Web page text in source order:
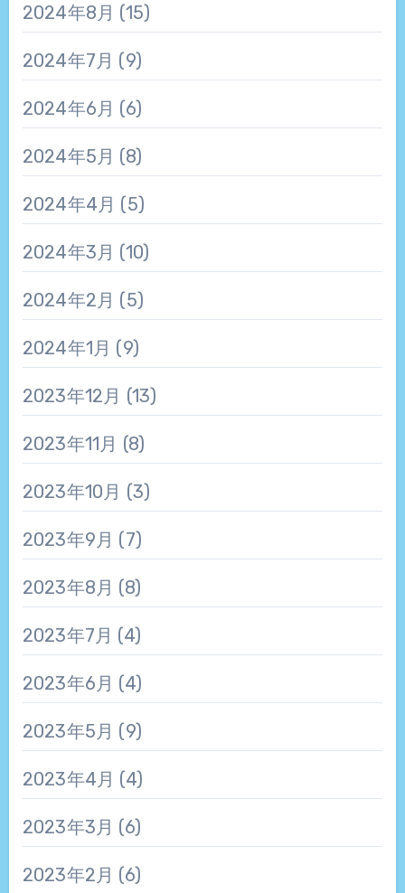
2024年8月 (15)
2024年7月 (9)
2024年6月 (6)
2024年5月 (8)
2024年4月 (5)
2024年3月 (10)
2024年2月 (5)
2024年1月 (9)
2023年12月 (13)
2023年11月 (8)
2023年10月 (3)
2023年9月 (7)
2023年8月 (8)
2023年7月 (4)
2023年6月 (4)
2023年5月 (9)
2023年4月 (4)
2023年3月 (6)
2023年2月 (6)